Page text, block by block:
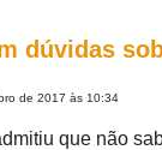
dúvidas
de 2017 às 10:34
que não